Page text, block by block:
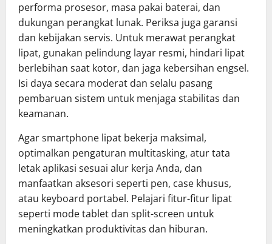
performa prosesor, masa pakai baterai, dan
dukungan perangkat lunak. Periksa juga garansi
dan kebijakan servis. Untuk merawat perangkat
lipat, gunakan pelindung layar resmi, hindari lipat
berlebihan saat kotor, dan jaga kebersihan engsel.
Isi daya secara moderat dan selalu pasang
pembaruan sistem untuk menjaga stabilitas dan
keamanan.
Agar smartphone lipat bekerja maksimal,
optimalkan pengaturan multitasking, atur tata
letak aplikasi sesuai alur kerja Anda, dan
manfaatkan aksesori seperti pen, case khusus,
atau keyboard portabel. Pelajari fitur-fitur lipat
seperti mode tablet dan split-screen untuk
meningkatkan produktivitas dan hiburan.